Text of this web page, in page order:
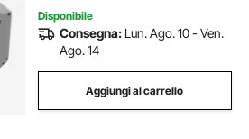
Disponibile
Consegna: Lun. Ago. 10 - Ven.
Ago. 14
Aggiungi al carrello